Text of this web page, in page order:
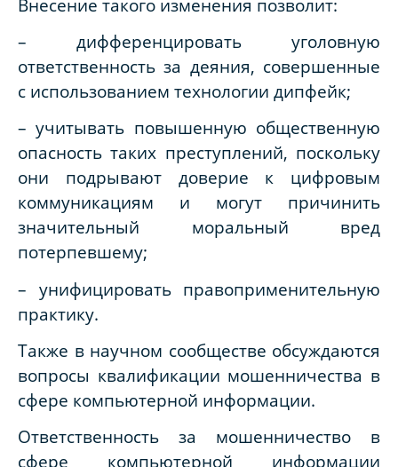
Внесение такого изменения позволит:
– дифференцировать уголовную
ответственность за деяния, совершенные
с использованием технологии дипфейк;
– учитывать повышенную общественную
опасность таких преступлений, поскольку
они подрывают доверие к цифровым
коммуникациям и могут причинить
значительный моральный вред
потерпевшему;
– унифицировать правоприменительную
практику.
Также в научном сообществе обсуждаются
вопросы квалификации мошенничества в
сфере компьютерной информации.
Ответственность за мошенничество в
сфере компьютерной информации